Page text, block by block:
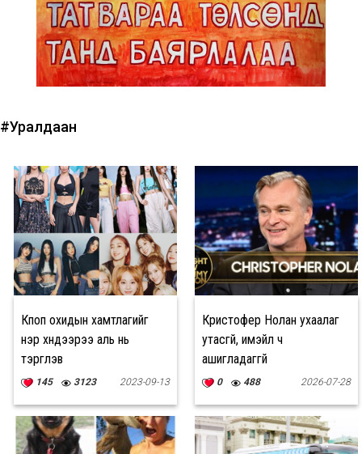
#Уралдаан
Кпоп охидын хамтлагийг
нэр хүндээрээ аль нь
тэргүүлэв
145 3123 2023-09-13
Кристофер Нолан ухаалаг
утасгүй, имэйл ч
ашигладаггүй
0 488 2026-07-28